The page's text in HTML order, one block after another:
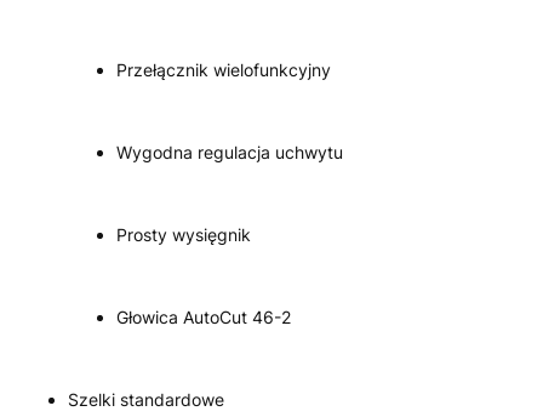
Przełącznik wielofunkcyjny
Wygodna regulacja uchwytu
Prosty wysięgnik
Głowica AutoCut 46-2
Szelki standardowe